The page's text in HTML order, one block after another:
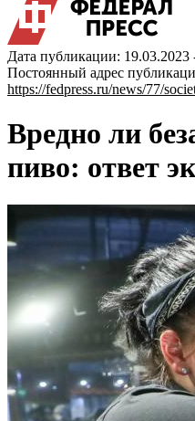
Дата публикации: 19.03.2023
Постоянный адрес
https://fedpress.ru/news/77/
Вредно ли
пиво: ответ